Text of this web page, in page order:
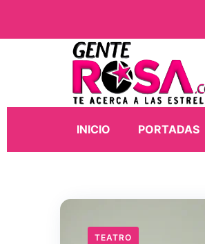
INICIO PORTADAS
TEATRO